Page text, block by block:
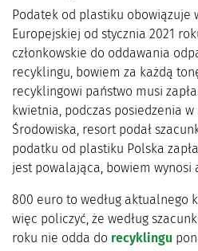
Podatek od plastiku obowiązuje
Europejskiej od stycznia 2021
członkowskie do oddawania
recyklingu, bowiem za każdą
recyklingowi państwo musi
kwietnia, podczas posiedzenia
Środowiska, resort podał
podatku od plastiku Polska
jest powalająca, bowiem wynosi
800 euro to według aktualnego
więc policzyć, że według
roku nie odda do recyklingu